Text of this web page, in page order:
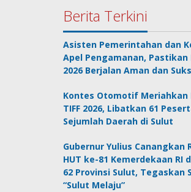
Berita Terkini
Asisten Pemerintahan dan
Apel Pengamanan, Pastikan
2026 Berjalan Aman dan
Kontes Otomotif Meriahkan
TIFF 2026, Libatkan 61
Sejumlah Daerah di Sulut
Gubernur Yulius Canangkan
HUT ke-81 Kemerdekaan RI
62 Provinsi Sulut, Tegaskan
“Sulut Melaju”